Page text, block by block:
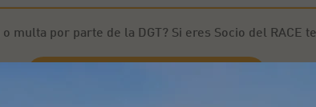
multa por parte de la DGT? Si eres Socio del RACE